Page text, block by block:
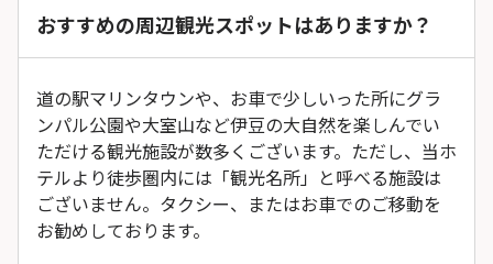
おすすめの周辺観光スポットはありますか？
道の駅マリンタウンや、お車で少しいった所にグラ
ンパル公園や大室山など伊豆の大自然を楽しんでい
ただける観光施設が数多くございます。ただし、当ホ
テルより徒歩圏内には「観光名所」と呼べる施設は
ございません。タクシー、またはお車でのご移動を
お勧めしております。